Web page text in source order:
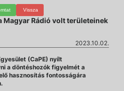
Vissza
Magyar Rádió volt területeinek
2023.10.02.
(CaPE) nyílt
a döntéshozók figyelmét a
hasznosítás fontosságára